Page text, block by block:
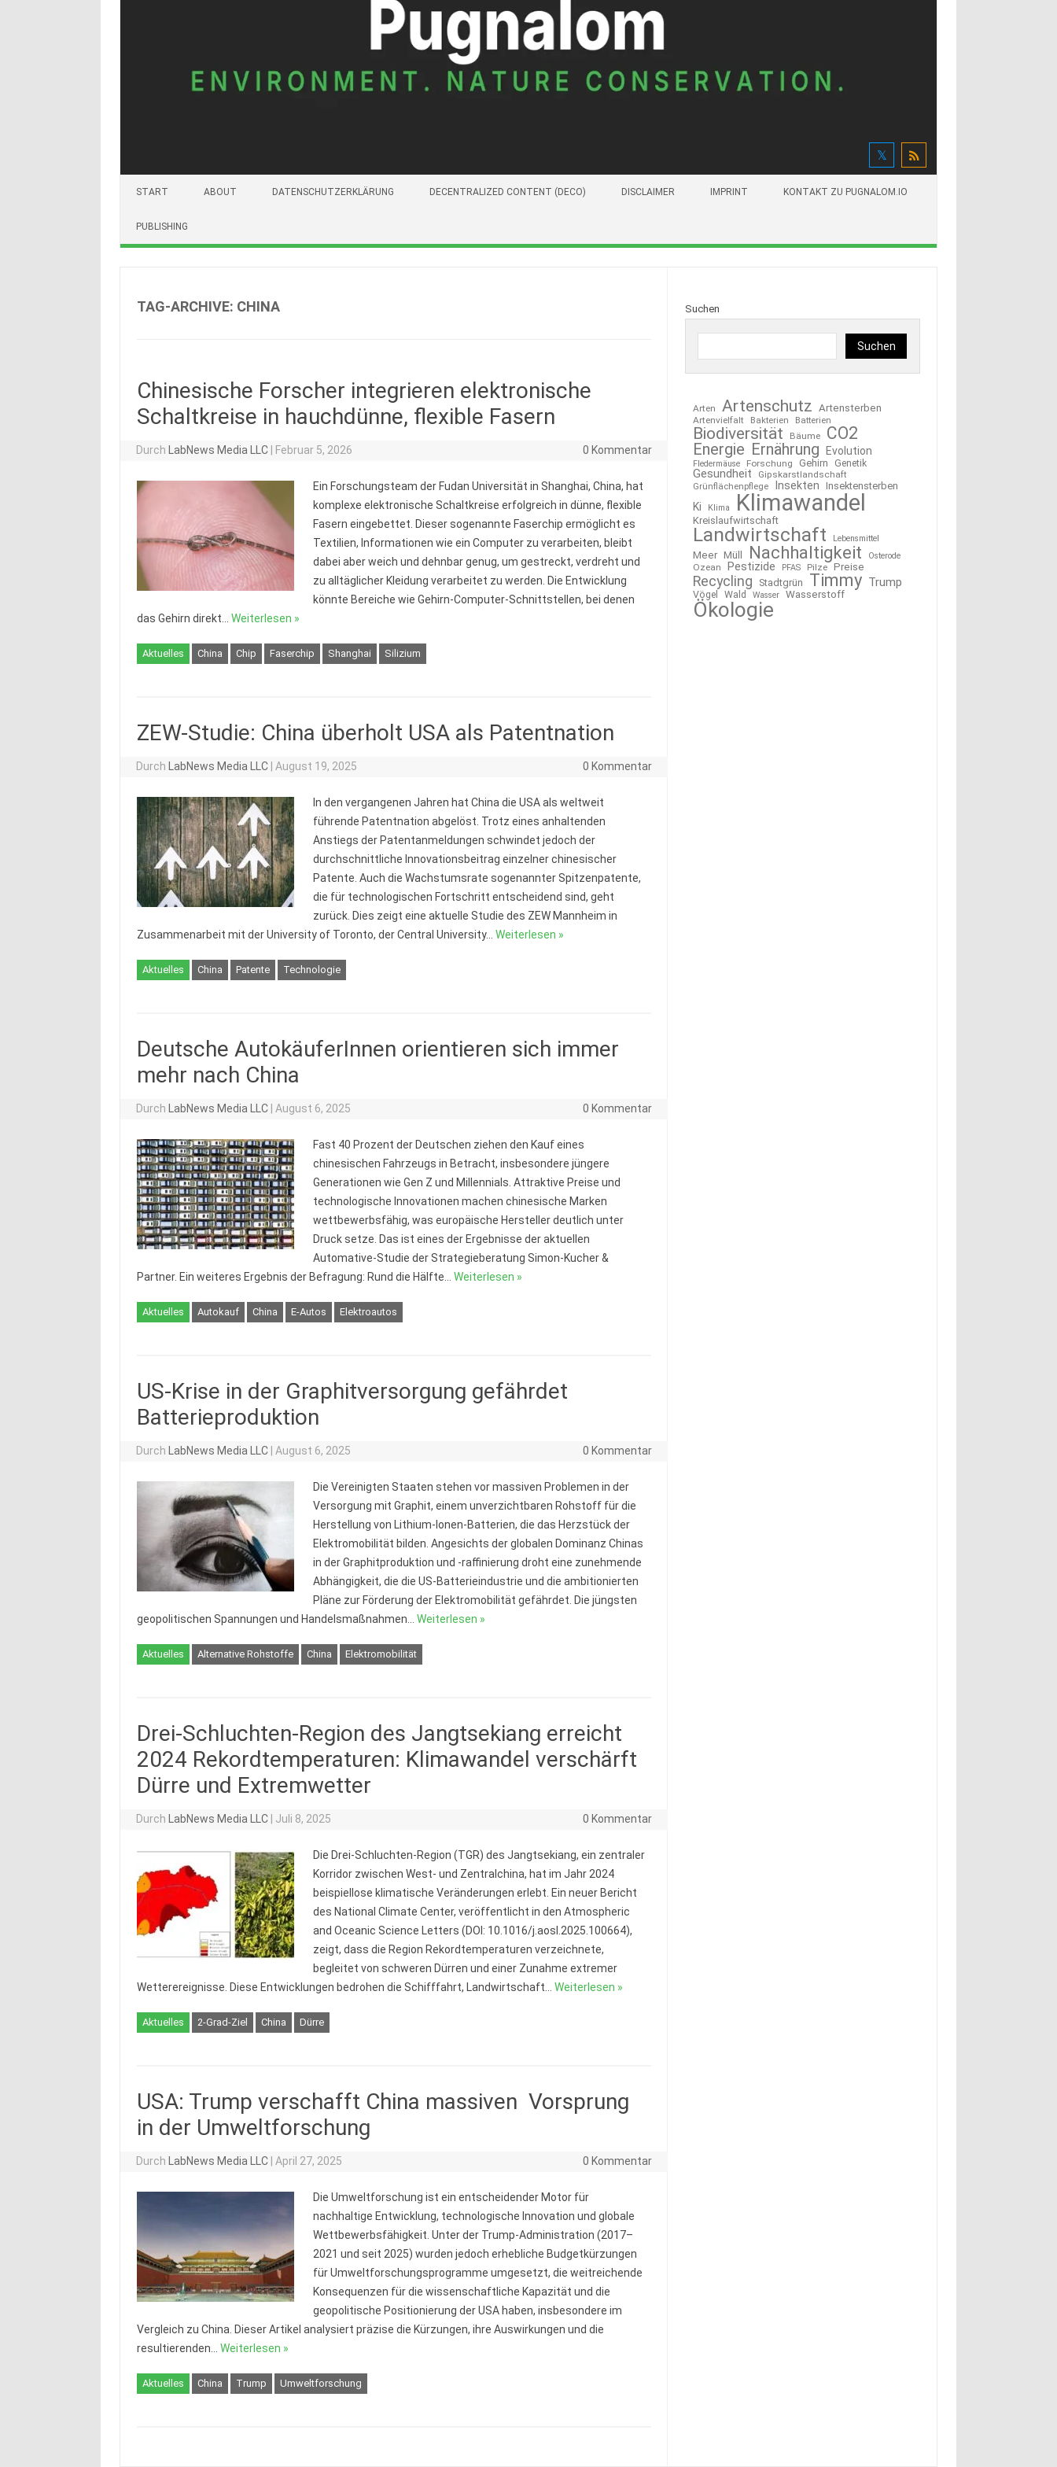
START ABOUT DATENSCHUTZERKLÄRUNG DECENTRALIZED CONTENT (DECO) DISCLAIMER IMPRINT KONTAKT ZU PUGNALOM.IO
PUBLISHING
TAG-ARCHIVE: CHINA
Chinesische Forscher integrieren elektronische
Schaltkreise in hauchdünne, flexible Fasern
Durch LabNews Media LLC Februar 5, 2026 0 Kommentar
Ein Forschungsteam der Fudan Universität in Shanghai, China, hat
komplexe elektronische Schaltkreise erfolgreich in dünne, flexible
Fasern eingebettet. Dieser sogenannte Faserchip ermöglicht es
Textilien, Informationen wie ein Computer zu verarbeiten, bleibt
dabei aber weich und dehnbar genug, um gestreckt, verdreht und
zu alltäglicher Kleidung verarbeitet zu werden. Die Entwicklung
könnte Bereiche wie Gehirn-Computer-Schnittstellen, bei denen
das Gehirn direkt… Weiterlesen »
Aktuelles China Chip Faserchip Shanghai Silizium
ZEW-Studie: China überholt USA als Patentnation
Durch LabNews Media LLC August 19, 2025 0 Kommentar
In den vergangenen Jahren hat China die USA als weltweit
führende Patentnation abgelöst. Trotz eines anhaltenden
Anstiegs der Patentanmeldungen schwindet jedoch der
durchschnittliche Innovationsbeitrag einzelner chinesischer
Patente. Auch die Wachstumsrate sogenannter Spitzenpatente,
die für technologischen Fortschritt entscheidend sind, geht
zurück. Dies zeigt eine aktuelle Studie des ZEW Mannheim in
Zusammenarbeit mit der University of Toronto, der Central University… Weiterlesen »
Aktuelles China Patente Technologie
Deutsche AutokäuferInnen orientieren sich immer
mehr nach China
Durch LabNews Media LLC August 6, 2025 0 Kommentar
Fast 40 Prozent der Deutschen ziehen den Kauf eines
chinesischen Fahrzeugs in Betracht, insbesondere jüngere
Generationen wie Gen Z und Millennials. Attraktive Preise und
technologische Innovationen machen chinesische Marken
wettbewerbsfähig, was europäische Hersteller deutlich unter
Druck setze. Das ist eines der Ergebnisse der aktuellen
Automative-Studie der Strategieberatung Simon-Kucher &
Partner. Ein weiteres Ergebnis der Befragung: Rund die Hälfte… Weiterlesen »
Aktuelles Autokauf China E-Autos Elektroautos
US-Krise in der Graphitversorgung gefährdet
Batterieproduktion
Durch LabNews Media LLC August 6, 2025 0 Kommentar
Die Vereinigten Staaten stehen vor massiven Problemen in der
Versorgung mit Graphit, einem unverzichtbaren Rohstoff für die
Herstellung von Lithium-Ionen-Batterien, die das Herzstück der
Elektromobilität bilden. Angesichts der globalen Dominanz Chinas
in der Graphitproduktion und -raffinierung droht eine zunehmende
Abhängigkeit, die die US-Batterieindustrie und die ambitionierten
Pläne zur Förderung der Elektromobilität gefährdet. Die jüngsten
geopolitischen Spannungen und Handelsmaßnahmen… Weiterlesen »
Aktuelles Alternative Rohstoffe China Elektromobilität
Drei-Schluchten-Region des Jangtsekiang erreicht
2024 Rekordtemperaturen: Klimawandel verschärft
Dürre und Extremwetter
Durch LabNews Media LLC Juli 8, 2025 0 Kommentar
Die Drei-Schluchten-Region (TGR) des Jangtsekiang, ein zentraler
Korridor zwischen West- und Zentralchina, hat im Jahr 2024
beispiellose klimatische Veränderungen erlebt. Ein neuer Bericht
des National Climate Center, veröffentlicht in den Atmospheric
and Oceanic Science Letters (DOI: 10.1016/j.aosl.2025.100664),
zeigt, dass die Region Rekordtemperaturen verzeichnete,
begleitet von schweren Dürren und einer Zunahme extremer
Wetterereignisse. Diese Entwicklungen bedrohen die Schifffahrt, Landwirtschaft… Weiterlesen »
Aktuelles 2-Grad-Ziel China Dürre
USA: Trump verschafft China massiven Vorsprung
in der Umweltforschung
Durch LabNews Media LLC April 27, 2025 0 Kommentar
Die Umweltforschung ist ein entscheidender Motor für
nachhaltige Entwicklung, technologische Innovation und globale
Wettbewerbsfähigkeit. Unter der Trump-Administration (2017–
2021 und seit 2025) wurden jedoch erhebliche Budgetkürzungen
für Umweltforschungsprogramme umgesetzt, die weitreichende
Konsequenzen für die wissenschaftliche Kapazität und die
geopolitische Positionierung der USA haben, insbesondere im
Vergleich zu China. Dieser Artikel analysiert präzise die Kürzungen, ihre Auswirkungen und die
resultierenden… Weiterlesen »
Aktuelles China Trump Umweltforschung
Suchen
Suchen
Arten Artenschutz Artensterben
Artenvielfalt Bakterien Batterien
Biodiversität Bäume CO2
Energie Ernährung Evolution
Fledermäuse Forschung Gehirn Genetik
Gesundheit Gipskarstlandschaft
Grünflächenpflege Insekten Insektensterben
Ki Klima Klimawandel
Kreislaufwirtschaft
Landwirtschaft Lebensmittel
Meer Müll Nachhaltigkeit Osterode
Ozean Pestizide PFAS Pilze Preise
Recycling Stadtgrün Timmy Trump
Vögel Wald Wasser Wasserstoff
Ökologie